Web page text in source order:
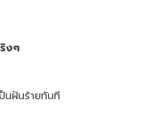
งๆ
นฝันร้ายทันที